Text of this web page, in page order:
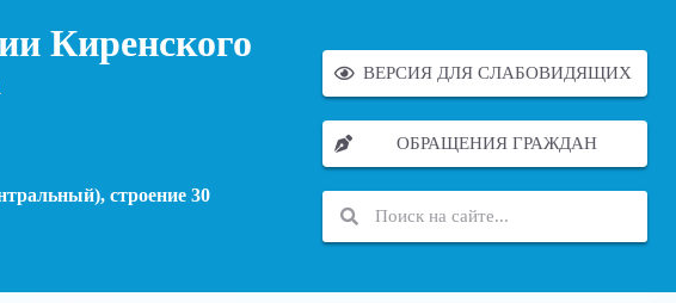
Киренского
строение 30
ВЕРСИЯ ДЛЯ СЛАБОВИДЯЩИХ
ОБРАЩЕНИЯ ГРАЖДАН